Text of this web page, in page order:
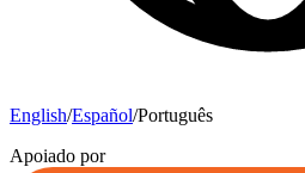
English/Español/Português
Apoiado por